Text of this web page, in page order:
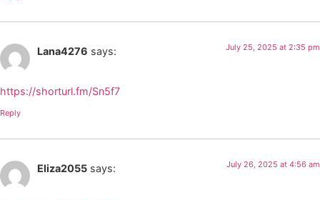
Lana4276 says: July 25, 2025 at 2:35 pm
https://shorturl.fm/Sn5f7
Reply
Eliza2055 says: July 26, 2025 at 4:56 am